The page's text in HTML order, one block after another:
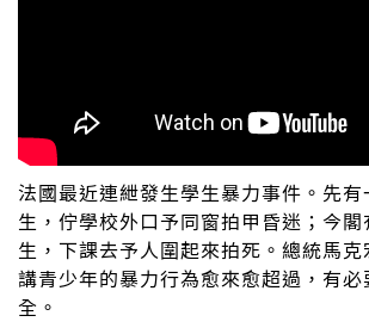
法國最近連紲發生學生暴力事件。先有
生，佇學校外口予同窗拍甲昏迷；今閣
生，下課去予人圍起來拍死。總統馬克
講青少年的暴力行為愈來愈超過，有
全。